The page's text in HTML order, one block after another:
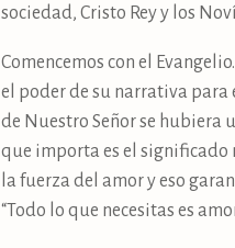
sociedad, Cristo Rey y los
Comencemos con el
el poder de su narrativa para
de Nuestro Señor se hubiera
que importa es el significado
la fuerza del amor y eso
“Todo lo que necesitas es